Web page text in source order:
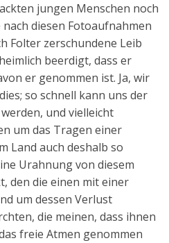
jungen Menschen noch
diesen Fotoaufnahmen
Folter zerschundene Leib
beerdigt, dass er
er genommen ist. Ja, wir
so schnell kann uns der
und vielleicht
um das Tragen einer
Land auch deshalb so
Urahnung von diesem
den die einen mit einer
um dessen Verlust
die meinen, dass ihnen
freie Atmen genommen